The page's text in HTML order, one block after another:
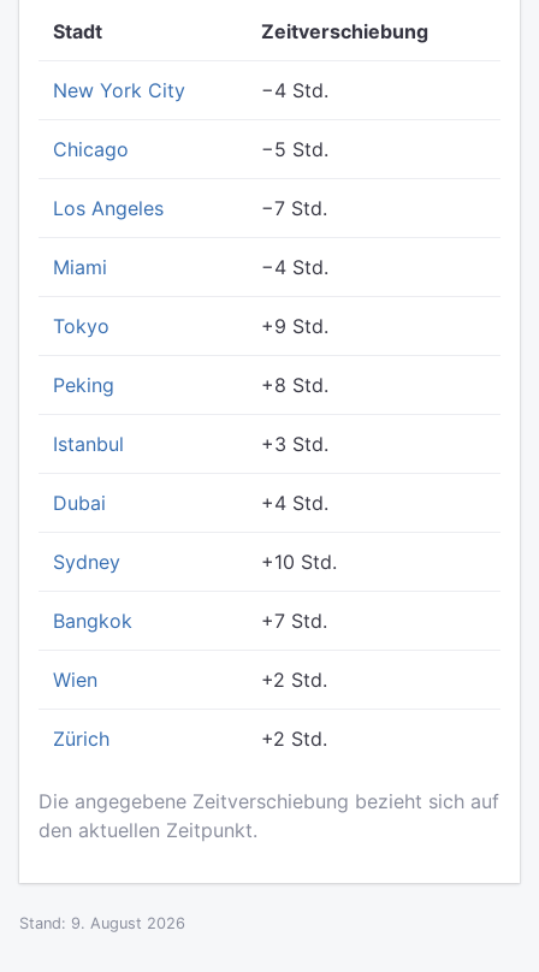
Stadt Zeitverschiebung
New York City −4 Std.
Chicago −5 Std.
Los Angeles −7 Std.
Miami −4 Std.
Tokyo +9 Std.
Peking +8 Std.
Istanbul +3 Std.
Dubai +4 Std.
Sydney +10 Std.
Bangkok +7 Std.
Wien +2 Std.
Zürich +2 Std.
Die angegebene Zeitverschiebung bezieht sich auf
den aktuellen Zeitpunkt.
Stand: 9. August 2026